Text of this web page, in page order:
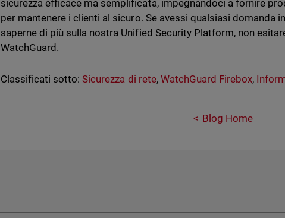
sicurezza efficace ma semplificata, impegnandoci a fornire
per mantenere i clienti al sicuro. Se avessi qualsiasi domanda
saperne di più sulla nostra Unified Security Platform, non
WatchGuard.
Classificati sotto: Sicurezza di rete, WatchGuard Firebox,
Blog Home